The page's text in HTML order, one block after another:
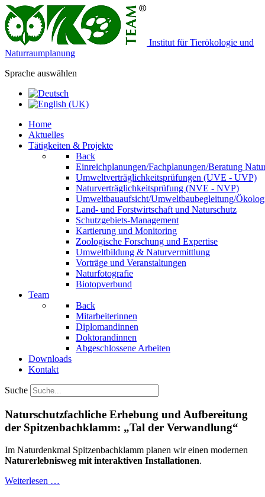
Institut für Tierökologie und
Naturraumplanung
Sprache auswählen
Home
Aktuelles
Tätigkeiten & Projekte
Back
Einreichplanungen/Fachplanungen/Beratung
Umweltverträglichkeitsprüfungen (UVE - UVP)
Naturverträglichkeitsprüfung (NVE - NVP)
Umweltbauaufsicht/Umweltbaubegleitung/
Land- und Forstwirtschaft und Naturschutz
Schutzgebiets-Management
Kartierung und Monitoring
Zoologische Forschung und Expertise
Umweltbildung & Naturvermittlung
Vorträge und Veranstaltungen
Naturfotografie
Biotopverbund
Team
Back
Mitarbeiterinnen
Diplomandinnen
Doktorandinnen
Abgeschlossene Arbeiten
Downloads
Kontakt
Suche
Naturschutzfachliche Erhebung und Aufbereitung
der Spitzenbachklamm: „Tal der Verwandlung“
Im Naturdenkmal Spitzenbachklamm planen wir einen modernen
Naturerlebnisweg mit interaktiven Installationen.
Weiterlesen …